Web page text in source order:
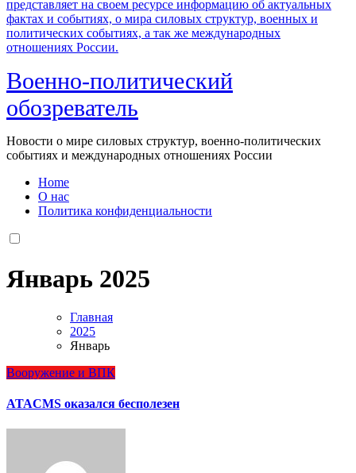
Военно-политический
обозреватель
Новости о мире силовых структур, военно-политических
событиях и международных отношениях России
Home
О нас
Политика конфиденциальности
Январь 2025
Главная
2025
Январь
Вооружение и ВПК
ATACMS оказался бесполезен